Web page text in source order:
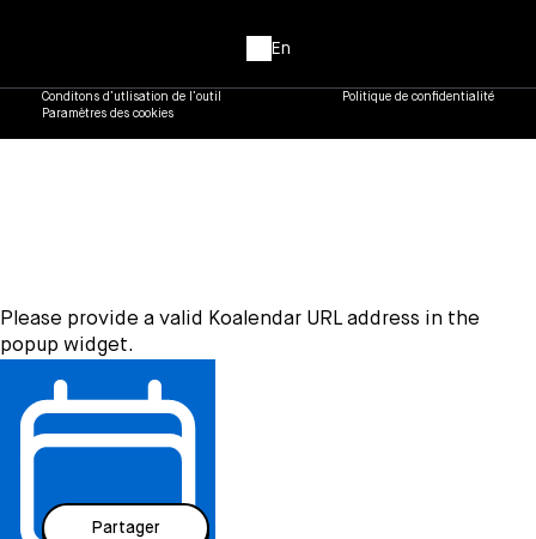
Partager
En
Conditons d’utlisation de l’outil
Politique de confidentialité
Paramètres des cookies
Abonnez-vous à notre
infolettre
Langue
Please provide a valid Koalendar URL address in the
popup widget.